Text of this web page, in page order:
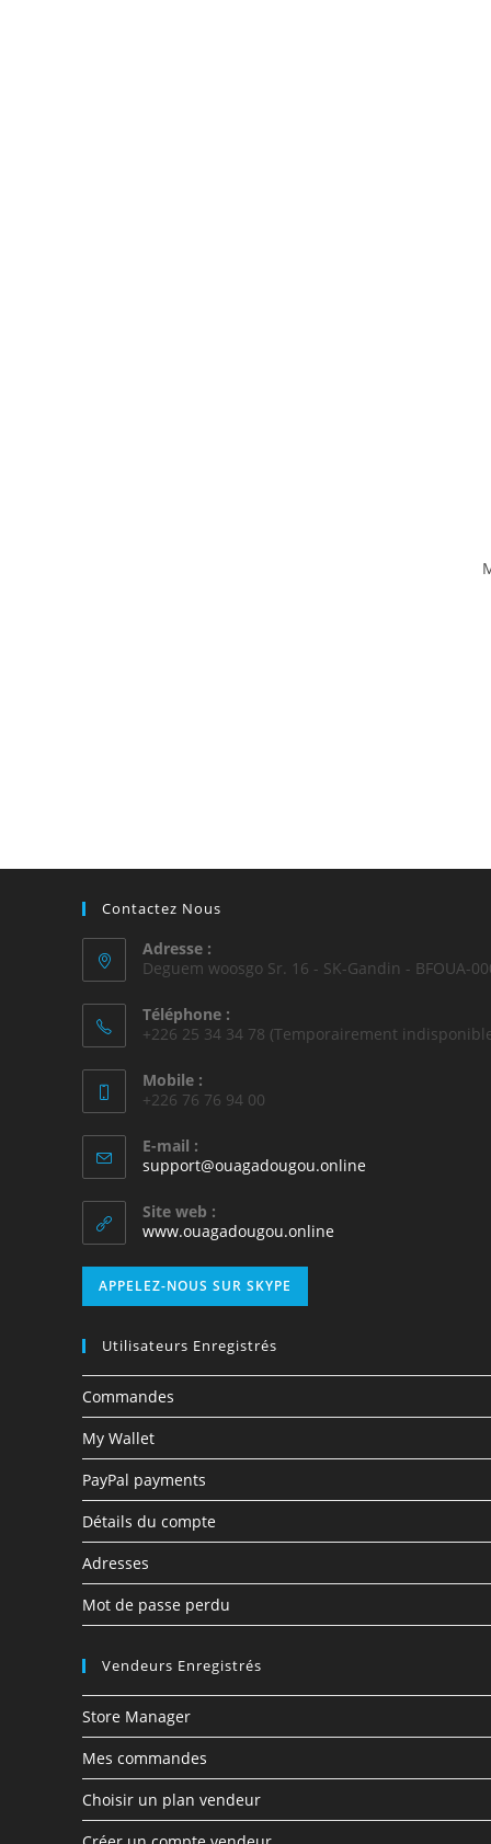
Contactez Nous
Adresse :
Deguem woosgo Sr. 16 - SK-Gandin - BFOUA-
Téléphone :
+226 25 34 34 78 (Temporairement
Mobile :
+226 76 76 94 00
E-mail :
support@ouagadougou.online
Site web :
www.ouagadougou.online
APPELEZ-NOUS SUR SKYPE
Utilisateurs Enregistrés
Commandes
My Wallet
PayPal payments
Détails du compte
Adresses
Mot de passe perdu
Vendeurs Enregistrés
Store Manager
Mes commandes
Choisir un plan vendeur